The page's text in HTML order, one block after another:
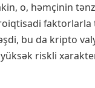
o, həmçinin
faktorlarla
bu da kripto
yüksək riskli